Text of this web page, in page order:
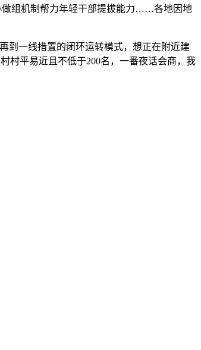
做组机制帮力年轻干部提拔能力……各地因地
到一线措置的闭环运转模式，想正在附近建
村平易近且不低于200名，一番夜话会商，我